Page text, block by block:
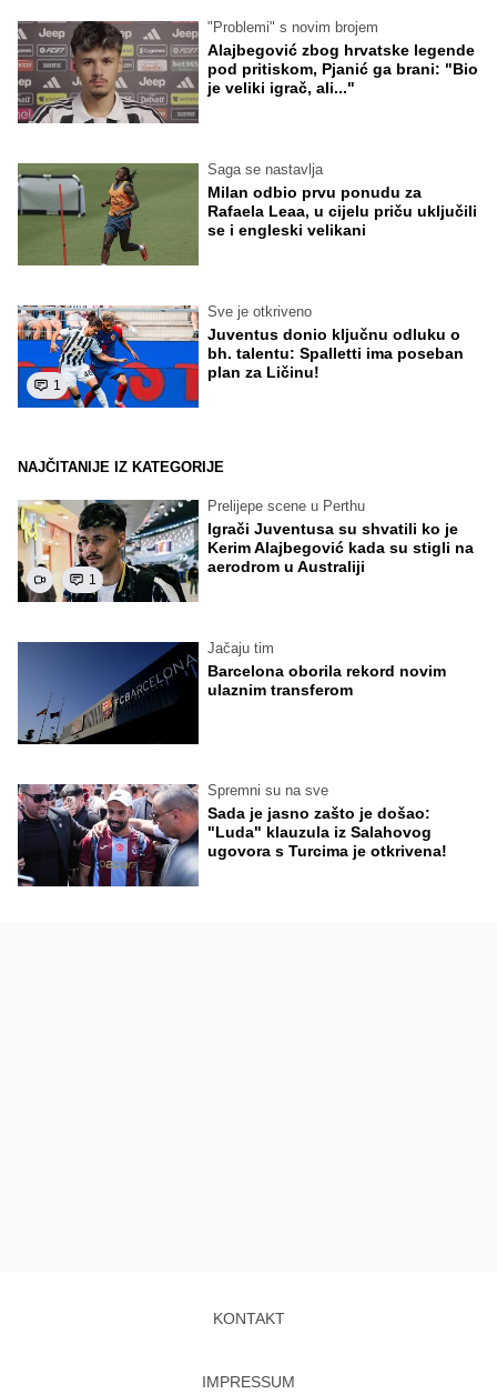
"Problemi" s novim brojem
Alajbegović zbog hrvatske legende
pod pritiskom, Pjanić ga brani: "Bio
je veliki igrač, ali..."
Saga se nastavlja
Milan odbio prvu ponudu za
Rafaela Leaa, u cijelu priču uključili
se i engleski velikani
1
Sve je otkriveno
Juventus donio ključnu odluku o
bh. talentu: Spalletti ima poseban
plan za Ličinu!
NAJČITANIJE IZ KATEGORIJE
1
Prelijepe scene u Perthu
Igrači Juventusa su shvatili ko je
Kerim Alajbegović kada su stigli na
aerodrom u Australiji
Jačaju tim
Barcelona oborila rekord novim
ulaznim transferom
Spremni su na sve
Sada je jasno zašto je došao:
"Luda" klauzula iz Salahovog
ugovora s Turcima je otkrivena!
KONTAKT
IMPRESSUM